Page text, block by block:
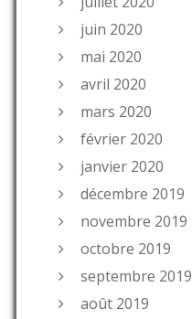
juin 2020
mai 2020
avril 2020
mars 2020
février 2020
janvier 2020
décembre 2019
novembre 2019
octobre 2019
septembre 2019
août 2019